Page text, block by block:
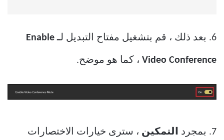
6. بعد ذلك ، قم بتشغيل مفتاح التبديل ل ـ Enable
Video Conference ، كما هو موضح.
7. بمجرد التمكين ، سترى خيارات الاختصارات